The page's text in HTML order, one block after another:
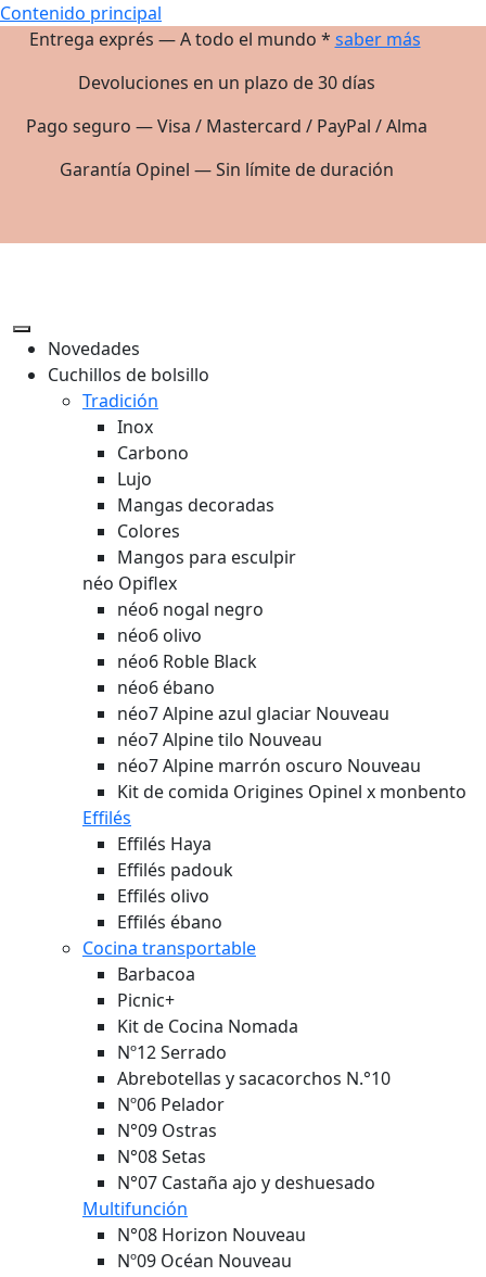
Contenido principal
Entrega exprés — A todo el mundo * saber más
Devoluciones en un plazo de 30 días
Pago seguro — Visa / Mastercard / PayPal / Alma
Garantía Opinel — Sin límite de duración
Novedades
Cuchillos de bolsillo
Tradición
Inox
Carbono
Lujo
Mangas decoradas
Colores
Mangos para esculpir
néo Opiflex
néo6 nogal negro
néo6 olivo
néo6 Roble Black
néo6 ébano
néo7 Alpine azul glaciar Nouveau
néo7 Alpine tilo Nouveau
néo7 Alpine marrón oscuro Nouveau
Kit de comida Origines Opinel x monbento
Effilés
Effilés Haya
Effilés padouk
Effilés olivo
Effilés ébano
Cocina transportable
Barbacoa
Picnic+
Kit de Cocina Nomada
Nº12 Serrado
Abrebotellas y sacacorchos N.°10
Nº06 Pelador
N°09 Ostras
N°08 Setas
N°07 Castaña ajo y deshuesado
Multifunción
N°08 Horizon Nouveau
Nº09 Océan Nouveau